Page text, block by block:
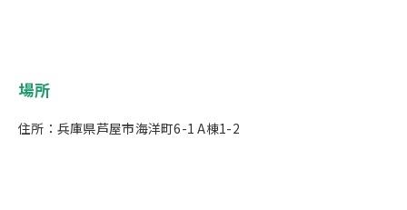
場所
住所：兵庫県芦屋市海洋町6-1 A棟1-2